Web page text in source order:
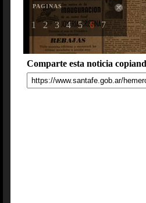
PAGINAS
1 2 3 4 5 6 7
Comparte esta noticia